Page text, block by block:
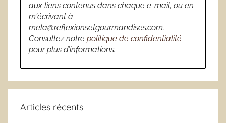
aux liens contenus dans chaque e-mail, ou en
m'écrivant à
mela@reflexionsetgourmandises.com.
Consultez notre politique de confidentialité
pour plus d’informations.
Articles récents